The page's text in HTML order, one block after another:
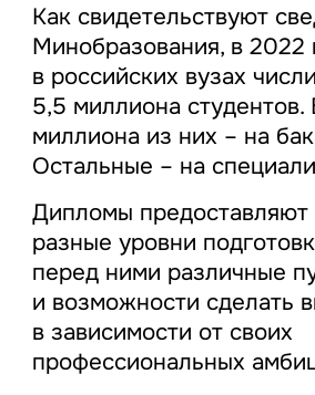
Как свидетельствуют
Минобразования, в 2022
в российских вузах
5,5 миллиона
миллиона из них – на
Остальные – на
Дипломы предоставляют
разные уровни
перед ними различные
и возможности сделать
в зависимости от своих
профессиональных